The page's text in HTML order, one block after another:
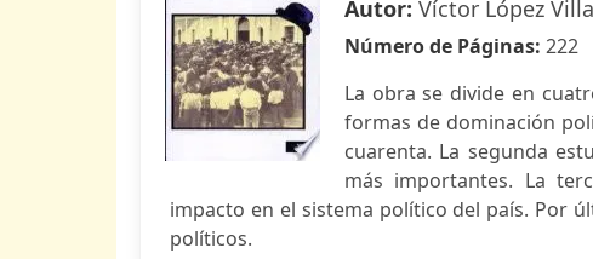
Autor: Víctor López
Número de Páginas: 222
La obra se divide en
formas de dominación
cuarenta. La segunda
más importantes. La
impacto en el sistema político del país. Por
políticos.